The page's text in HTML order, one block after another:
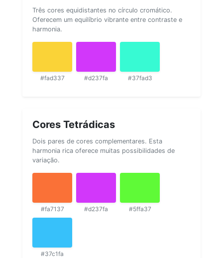
Três cores equidistantes no círculo cromático.
Oferecem um equilíbrio vibrante entre contraste e
harmonia.
#fad337 #d237fa #37fad3
Cores Tetrádicas
Dois pares de cores complementares. Esta
harmonia rica oferece muitas possibilidades de
variação.
#fa7137 #d237fa #5ffa37
#37c1fa